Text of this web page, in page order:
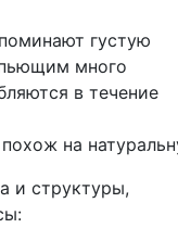
густую
много
в течение
на
и структуры,